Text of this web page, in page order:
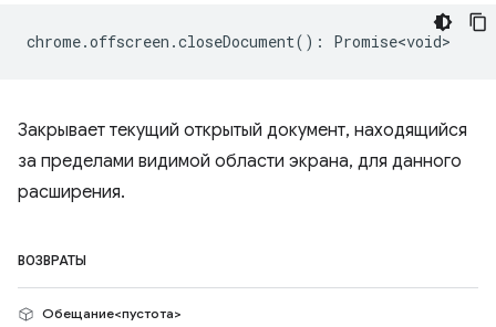
chrome.offscreen .closeDocument() : Promise<void>
Закрывает текущий открытый документ, находящийся
за пределами видимой области экрана, для данного
расширения.
ВОЗВРАТЫ
Обещание<пустота>